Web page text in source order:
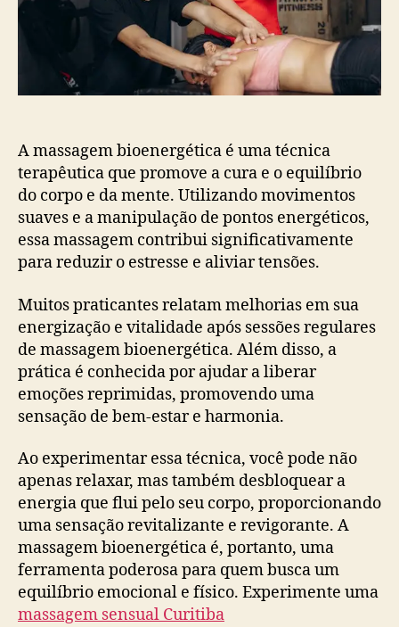
A massagem bioenergética é uma técnica
terapêutica que promove a cura e o equilíbrio
do corpo e da mente. Utilizando movimentos
suaves e a manipulação de pontos energéticos,
essa massagem contribui significativamente
para reduzir o estresse e aliviar tensões.
Muitos praticantes relatam melhorias em sua
energização e vitalidade após sessões regulares
de massagem bioenergética. Além disso, a
prática é conhecida por ajudar a liberar
emoções reprimidas, promovendo uma
sensação de bem-estar e harmonia.
Ao experimentar essa técnica, você pode não
apenas relaxar, mas também desbloquear a
energia que flui pelo seu corpo, proporcionando
uma sensação revitalizante e revigorante. A
massagem bioenergética é, portanto, uma
ferramenta poderosa para quem busca um
equilíbrio emocional e físico. Experimente uma
massagem sensual Curitiba